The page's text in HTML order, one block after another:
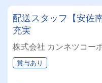
配送スタッフ【安佐
充実
株式会社 カンネツコー
賞与あり